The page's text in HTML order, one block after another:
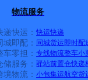
物流服务
递快运： 快运快递
城即配： 同城货运即时配
车零担： 专线物流整车小
储服务： 驿站前置仓快递
境物流： 小包集运航空货
地址